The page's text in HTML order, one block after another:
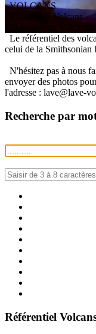
VOLCANS
/ Référentiel Volcans
ssociation V
Le référentiel des
celui de la Smithsonian
N'hésitez pas à nous
envoyer des photos
l'adresse : lave@lave-
Recherche par
Référentiel